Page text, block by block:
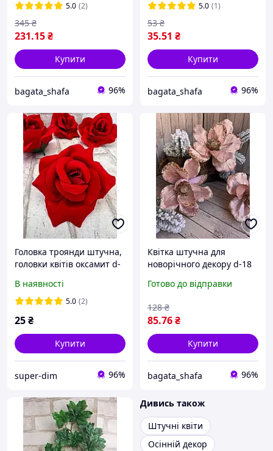
5.0 (2)
231.15₴
345 ₴
Купити
bagata_shafa 96%
5.0 (1)
35.51 ₴
53 ₴
Купити
bagata_shafa 96%
Головка троянди штучна,
головки квітів оксамит d-
В наявності
5.0 (2)
25₴
Купити
super-dim 96%
Квітка штучна для
новорічного декору d-18
Готово до відправки
85.76₴
128 ₴
Купити
bagata_shafa 96%
Дивись також
Штучні квіти
Осінній декор